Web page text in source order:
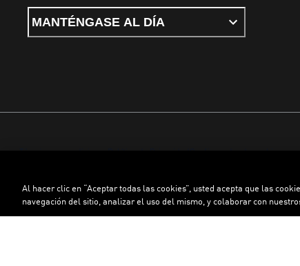
MANTÉNGASE AL DÍA
Términos y condiciones Política de PrivacidadConfigurador de cookies
©PUMA, 2026. Todos los derechos reservados
Al hacer clic en “Aceptar todas las cookies”, usted acepta que las
navegación del sitio, analizar el uso del mismo, y colaborar con